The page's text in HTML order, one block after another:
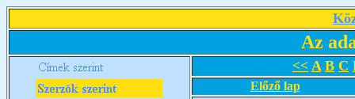
Az
<< A B C
Előző lap